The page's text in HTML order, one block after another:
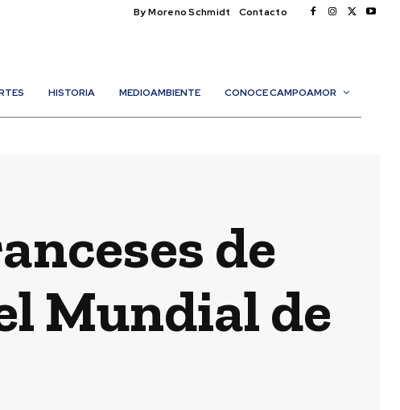
By Moreno Schmidt Contacto
HISTORIA MEDIOAMBIENTE CONOCE CAMPOAMOR
de
Mundial de